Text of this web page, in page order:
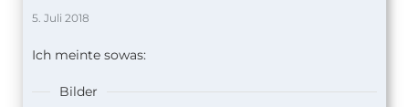
5. Juli 2018
Ich meinte sowas:
Bilder